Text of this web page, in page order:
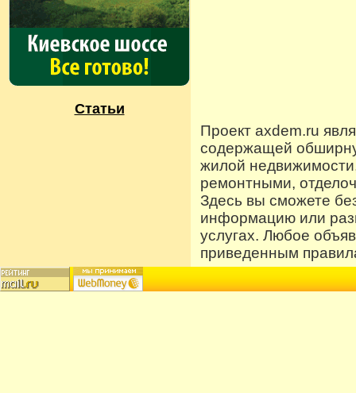
Статьи
Проект axdem.ru
содержащей
жилой
ремонтными,
Здесь вы сможете
информацию или
услугах. Любое
приведенным